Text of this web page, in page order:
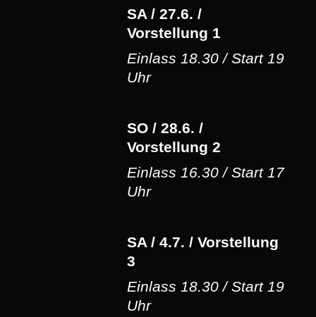
SA / 27.6. /
Vorstellung 1
Einlass 18.30 / Start 19
Uhr
SO / 28.6. /
Vorstellung 2
Einlass 16.30 / Start 17
Uhr
SA / 4.7. / Vorstellung
3
Einlass 18.30 / Start 19
Uhr